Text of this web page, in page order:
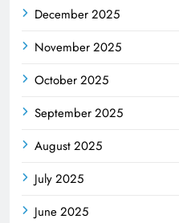
December 2025
November 2025
October 2025
September 2025
August 2025
July 2025
June 2025